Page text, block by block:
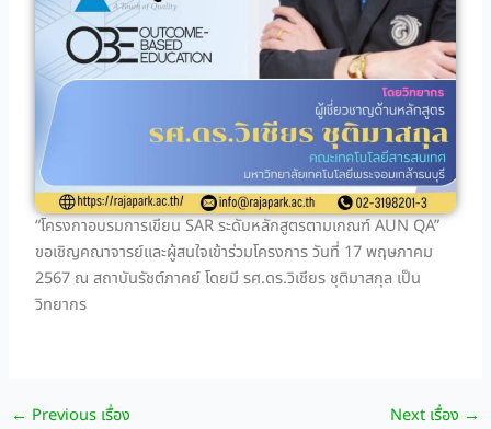
“โครงกาอบรมการเขียน SAR ระดับหลักสูตรตามเกณฑ์ AUN QA”
ขอเชิญคณาจารย์และผู้สนใจเข้าร่วมโครงการ วันที่ 17 พฤษภาคม
2567 ณ สถาบันรัชต์ภาคย์ โดยมี รศ.ดร.วิเชียร ชุติมาสกุล เป็น
วิทยากร
← Previous เรื่อง Next เรื่อง →